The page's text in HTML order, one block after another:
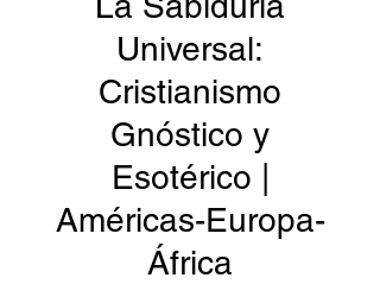
Universal:
Cristianismo
Gnóstico y
Esotérico |
Américas-Europa-
África